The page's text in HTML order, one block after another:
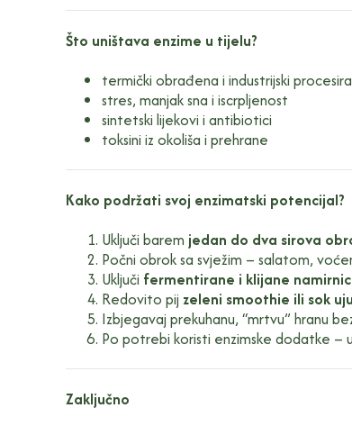
Što uništava enzime u tijelu?
termički obrađena i industrijski
stres, manjak sna i iscrpljenost
sintetski lijekovi i antibiotici
toksini iz okoliša i prehrane
Kako podržati svoj enzimatski potencijal?
Uključi barem jedan do dva sirova
Počni obrok sa svježim – salatom,
Uključi fermentirane i klijane
Redovito pij zeleni smoothie ili sok
Izbjegavaj prekuhanu, “mrtvu” hranu
Po potrebi koristi enzimske dodatke –
Zaključno